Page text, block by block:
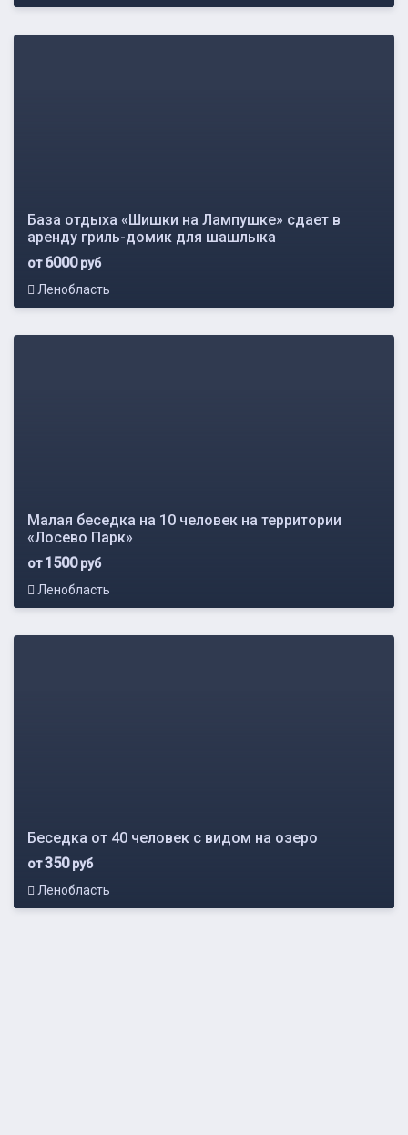
База отдыха «Шишки на Лампушке» сдает в
аренду гриль-домик для шашлыка
от6000руб
Ленобласть
Малая беседка на 10 человек на территории
«Лосево Парк»
от1500руб
Ленобласть
Беседка от 40 человек с видом на озеро
от350руб
Ленобласть